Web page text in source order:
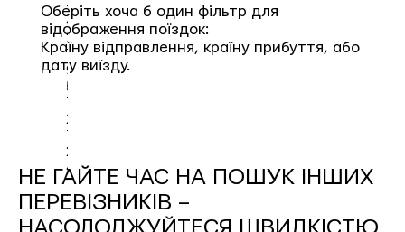
+
4
2
1
9
5
2
2
4
1
7
Оберіть хоча б один фільтр для
відображення поїздок:
Країну відправлення, країну прибуття, або
дату виїзду.
НЕ ГАЙТЕ ЧАС НА ПОШУК ІНШИХ
ПЕРЕВІЗНИКІВ –